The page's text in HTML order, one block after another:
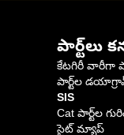
పార్ట్‌లు
కేటగిరీ వారీగా
పార్ట్‌ల
SIS
Cat పార్ట్‌ల
సైట్ మ్యాప్